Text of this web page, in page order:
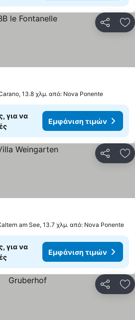
13.8 χλμ. από: Nova Ponente
για να
Εμφάνιση τιμών
τιμών
am See, 13.7 χλμ. από: Nova Ponente
για να
Εμφάνιση τιμών